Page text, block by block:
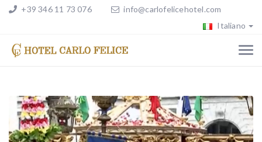
+39 346 11 73 076
info@carlofelicehotel.com
Italiano